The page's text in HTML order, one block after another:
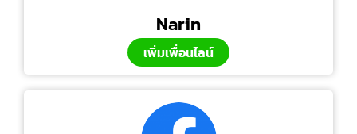
Narin
เพิ่มเพื่อนไลน์